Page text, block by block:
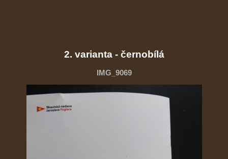
2. varianta - černobílá
IMG_9069